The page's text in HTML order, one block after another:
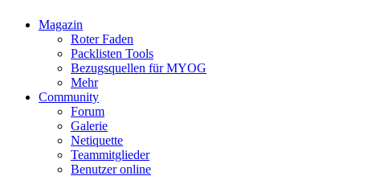
Magazin
Roter Faden
Packlisten Tools
Bezugsquellen für MYOG
Mehr
Community
Forum
Galerie
Netiquette
Teammitglieder
Benutzer online